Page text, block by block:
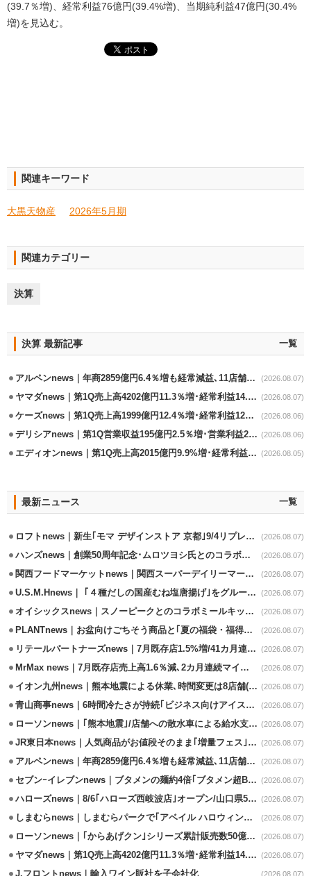
(39.7％増)、経常利益76億円(39.4%増)、当期純利益47億円(30.4%
増)を見込む。
関連キーワード
大黒天物産 2026年5月期
関連カテゴリー
決算
決算 最新記事 一覧
アルペンnews｜年商2859億円6.4％増も経常減益､11店舗出店、4店閉鎖 (2026.08.07)
ヤマダnews｜第1Q売上高4202億円11.3％増･経常利益14.5％増 (2026.08.07)
ケーズnews｜第1Q売上高1999億円12.4％増･経常利益125.0%増 (2026.08.06)
デリシアnews｜第1Q営業収益195億円2.5％増･営業利益27.8%減 (2026.08.06)
エディオンnews｜第1Q売上高2015億円9.9%増･経常利益127.5%増 (2026.08.05)
最新ニュース 一覧
ロフトnews｜新生｢モマ デザインストア 京都｣9/4リプレイスオープン (2026.08.07)
ハンズnews｜創業50周年記念･ムロツヨシ氏とのコラボ企画｢ムロハンズ｣開催 (2026.08.07)
関西フードマーケットnews｜関西スーパーデイリーマート蒲生店8/7改装 (2026.08.07)
U.S.M.Hnews｜ ｢４種だしの国産むね塩唐揚げ｣をグループ610店で共同販促 (2026.08.07)
オイシックスnews｜スノーピークとのコラボミールキット8/13発売 (2026.08.07)
PLANTnews｜お盆向けごちそう商品と｢夏の福袋・福得カート｣8/8から開催 (2026.08.07)
リテールパートナーズnews｜7月既存店1.5%増/41カ月連続増 (2026.08.07)
MrMax news｜7月既存店売上高1.6％減､2カ月連続マイナス (2026.08.07)
イオン九州news｜熊本地震による休業､時間変更は8店舗(8/7時点) (2026.08.07)
青山商事news｜6時間冷たさが持続｢ビジネス向けアイスベスト｣発売 (2026.08.07)
ローソンnews｜｢熊本地震｣/店舗への散水車による給水支援を開始 (2026.08.07)
JR東日本news｜人気商品がお値段そのまま｢増量フェス｣8/18から開催 (2026.08.07)
アルペンnews｜年商2859億円6.4％増も経常減益､11店舗出店、4店閉鎖 (2026.08.07)
セブンｰイレブンnews｜ブタメンの麺約4倍｢ブタメン超BIG｣8/11から限定発売 (2026.08.07)
ハローズnews｜8/6｢ハローズ西岐波店｣オープン/山口県5店舗目 (2026.08.07)
しまむらnews｜しまむらパークで｢アベイル ハロウィンじゅんびフェア｣開催 (2026.08.07)
ローソンnews｜｢からあげクン｣シリーズ累計販売数50億食突破 (2026.08.07)
ヤマダnews｜第1Q売上高4202億円11.3％増･経常利益14.5％増 (2026.08.07)
(2026.08.07)